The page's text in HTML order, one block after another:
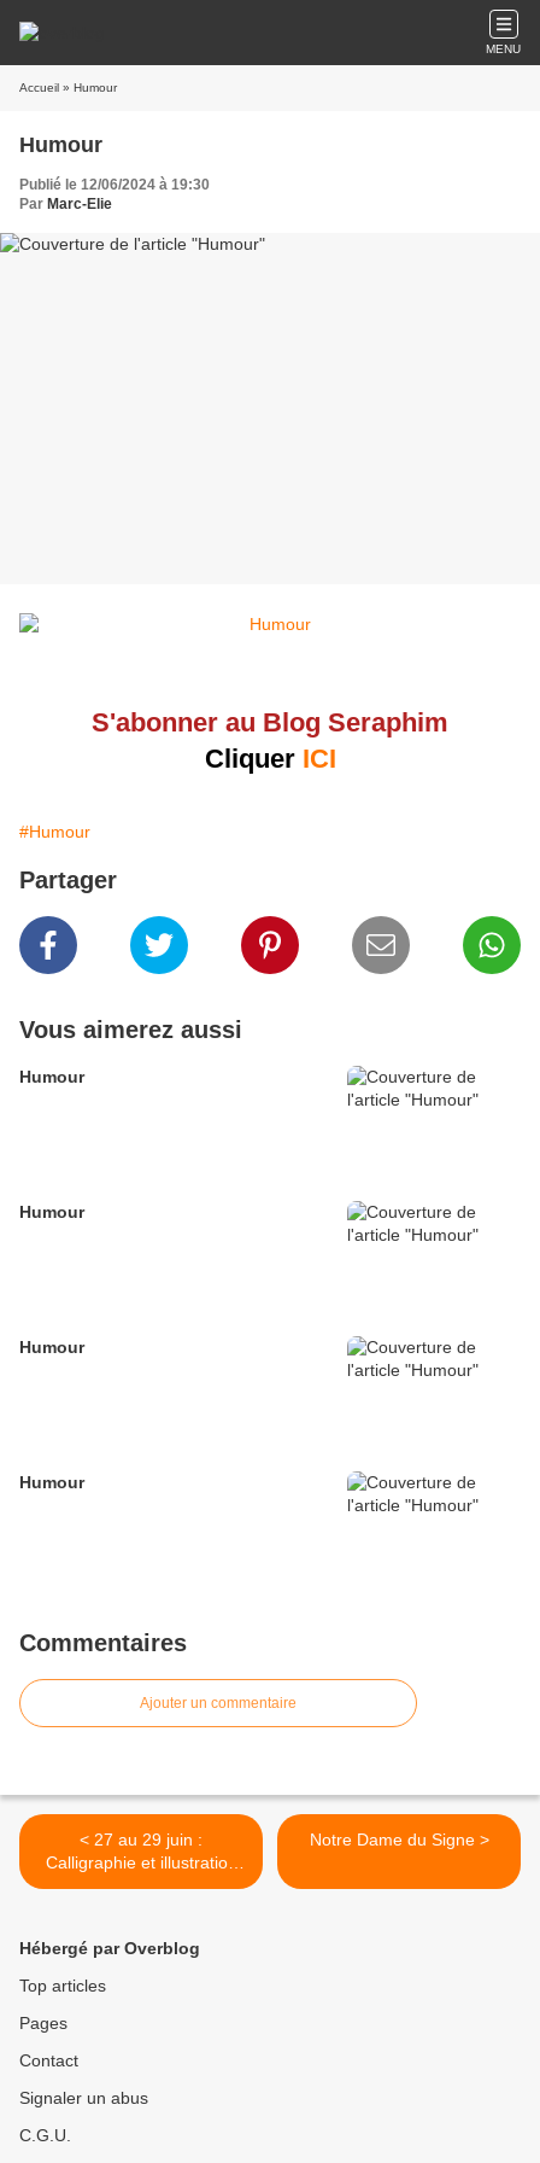
MENU
Accueil » Humour
Humour
Publié le 12/06/2024 à 19:30
Par Marc-Elie
S'abonner au Blog Seraphim
Cliquer ICI
#Humour
Partager
Vous aimerez aussi
Humour
Humour
Humour
Humour
Commentaires
Ajouter un commentaire
< 27 au 29 juin :
Calligraphie et illustration
sur le thème de l'Arbre au
Notre Dame du Signe >
Hébergé par Overblog
Top articles
Pages
Contact
Signaler un abus
C.G.U.